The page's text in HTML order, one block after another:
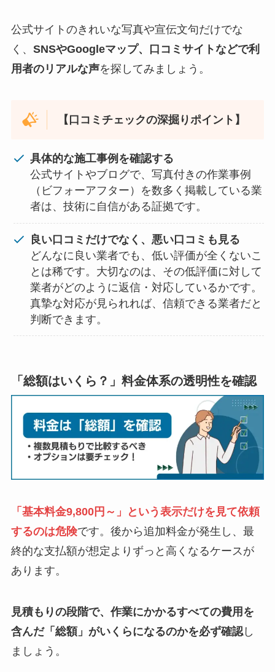
公式サイトのきれいな写真や宣伝文句だけでな
く、 SNSやGoogleマップ、口コミサイトなどで利
用者のリアルな声を探してみましょう。
【口コミチェックの深掘りポイント】
具体的な施工事例を確認する
公式サイトやブログで、写真付きの作業事例
（ビフォーアフター）を数多く掲載している業
者は、技術に自信がある証拠です。
良い口コミだけでなく、悪い口コミも見る
どんなに良い業者でも、低い評価が全くないこ
とは稀です。大切なのは、その低評価に対して
業者がどのように返信・対応しているかです。
真摯な対応が見られれば、信頼できる業者だと
判断できます。
「総額はいくら？」料金体系の透明性を確認
「基本料金9,800円～」という表示だけを見て依頼
するのは危険です。後から追加料金が発生し、最
終的な支払額が想定よりずっと高くなるケースが
あります。
見積もりの段階で、作業にかかるすべての費用を
含んだ「総額」がいくらになるのかを必ず確認し
ましょう。